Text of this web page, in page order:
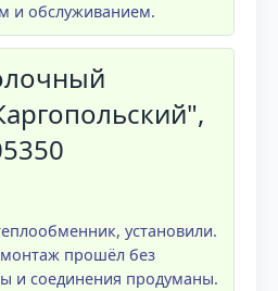
и обслуживанием.
установили.
прошёл без
и соединения продуманы.